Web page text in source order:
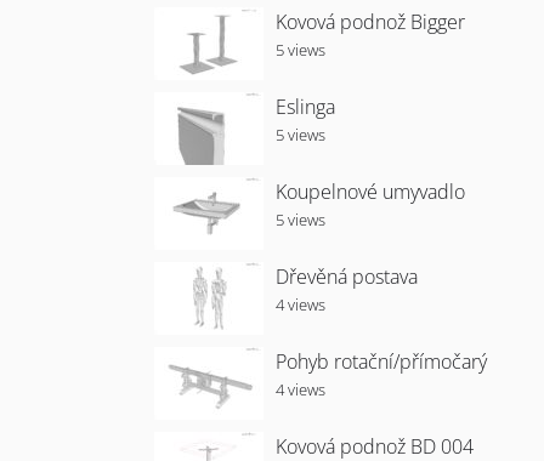
Kovová podnož Bigger
5 views
Eslinga
5 views
Koupelnové umyvadlo
5 views
Dřevěná postava
4 views
Pohyb rotační/přímočarý
4 views
Kovová podnož BD 004